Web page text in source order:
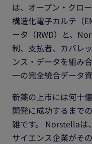
は、オープン・クロ
構造化電子カルテ（
ータ（RWD）と、
制、支払者、カバレ
ンス・データを組み
一の完全統合データ資
新薬の上市には何十
開発に成功するまで
雑です。 Norstellaは
サイエンス企業がそ